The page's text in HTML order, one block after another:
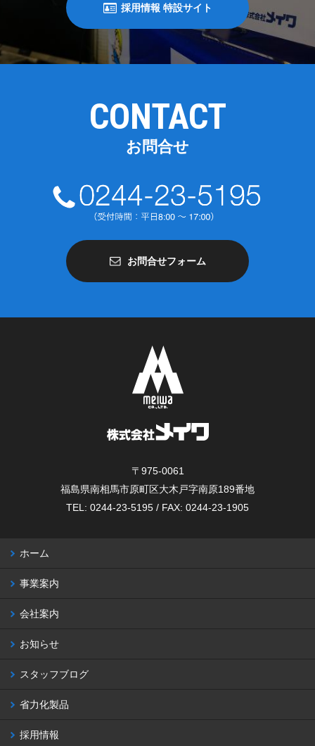
採用情報 特設サイト
CONTACT
お問合せ
お問合せフォーム
〒975-0061
福島県南相馬市原町区大木戸字南原189番地
TEL: 0244-23-5195 / FAX: 0244-23-1905
ホーム
事業案内
会社案内
お知らせ
スタッフブログ
省力化製品
採用情報